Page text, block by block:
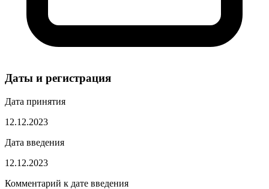
Даты и регистрация
Дата принятия
12.12.2023
Дата введения
12.12.2023
Комментарий к дате введения